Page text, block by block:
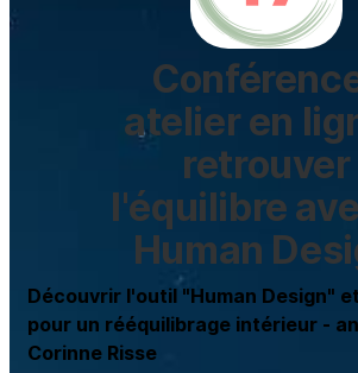
atelier en
retrouver
l'équilibre
Human
Découvrir l'outil "Human Design"
pour un rééquilibrage intérieur -
Corinne Risse